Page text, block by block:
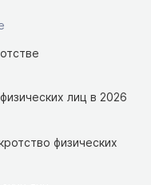
лиц в 2026
физических